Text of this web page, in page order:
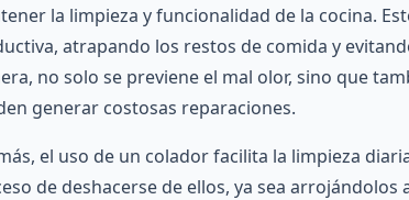
la limpieza y funcionalidad de la cocina.
atrapando los restos de comida y
no solo se previene el mal olor, sino que
generar costosas reparaciones.
el uso de un colador facilita la limpieza
de deshacerse de ellos, ya sea